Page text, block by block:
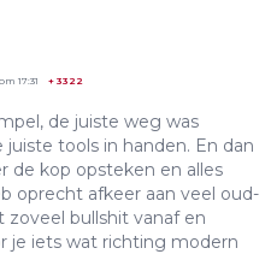
17:31 + 3322
de juiste weg was
tools in handen. En dan
de kop opsteken en alles
oprecht afkeer aan veel oud-
zoveel bullshit vanaf en
je iets wat richting modern